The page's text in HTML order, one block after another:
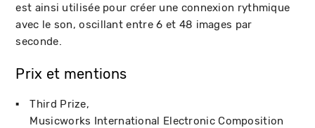
est ainsi utilisée pour créer une connexion rythmique
avec le son, oscillant entre 6 et 48 images par
seconde.
Prix et mentions
Third Prize
Musicworks International Electronic Composition